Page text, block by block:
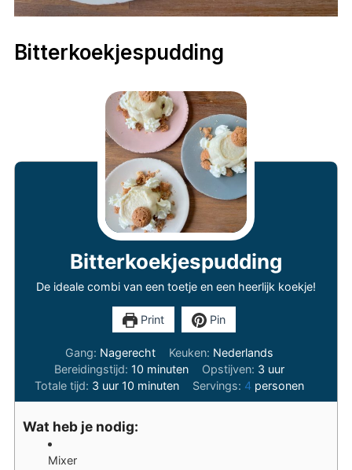
Bitterkoekjespudding
Bitterkoekjespudding
De ideale combi van een toetje en een heerlijk koekje!
Print Pin
Gang: Nagerecht Keuken: Nederlands
Bereidingstijd: 10minuten
minuten Opstijven: 3 uur
uur
Totale tijd: 3uur
uur 10minuten
minuten Servings: 4 personen
Wat heb je nodig:
Mixer